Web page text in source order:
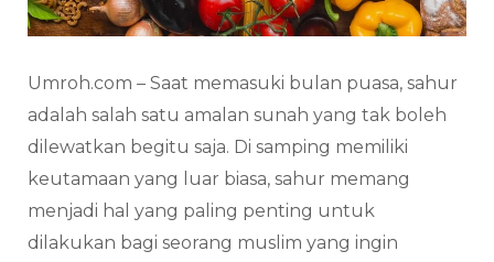
Umroh.com – Saat memasuki bulan puasa, sahur
adalah salah satu amalan sunah yang tak boleh
dilewatkan begitu saja. Di samping memiliki
keutamaan yang luar biasa, sahur memang
menjadi hal yang paling penting untuk
dilakukan bagi seorang muslim yang ingin